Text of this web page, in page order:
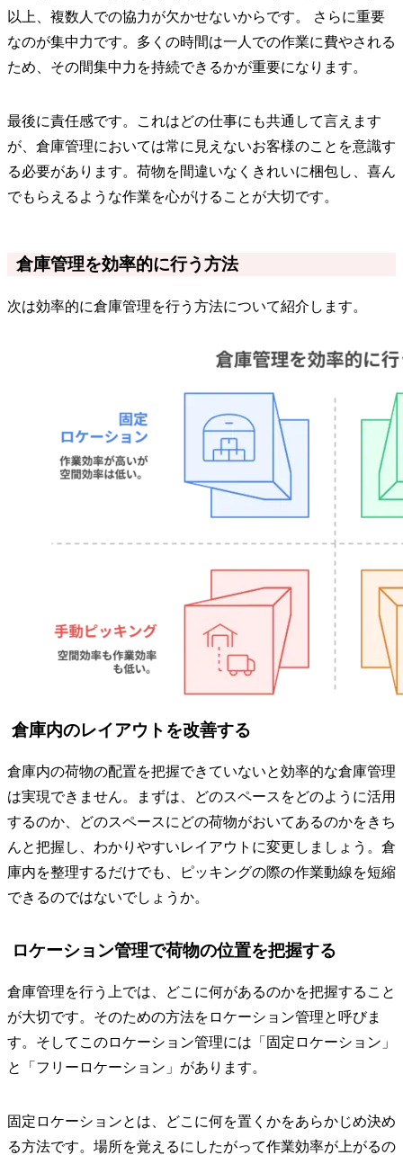
以上、複数人での協力が欠かせないからです。 さらに重要
なのが集中力です。多くの時間は一人での作業に費やされる
ため、その間集中力を持続できるかが重要になります。
最後に責任感です。これはどの仕事にも共通して言えます
が、倉庫管理においては常に見えないお客様のことを意識す
る必要があります。荷物を間違いなくきれいに梱包し、喜ん
でもらえるような作業を心がけることが大切です。
倉庫管理を効率的に行う方法
次は効率的に倉庫管理を行う方法について紹介します。
倉庫内のレイアウトを改善する
倉庫内の荷物の配置を把握できていないと効率的な倉庫管理
は実現できません。まずは、どのスペースをどのように活用
するのか、どのスペースにどの荷物がおいてあるのかをきち
んと把握し、わかりやすいレイアウトに変更しましょう。倉
庫内を整理するだけでも、ピッキングの際の作業動線を短縮
できるのではないでしょうか。
ロケーション管理で荷物の位置を把握する
倉庫管理を行う上では、どこに何があるのかを把握すること
が大切です。そのための方法をロケーション管理と呼びま
す。そしてこのロケーション管理には「固定ロケーション」
と「フリーロケーション」があります。
固定ロケーションとは、どこに何を置くかをあらかじめ決め
る方法です。場所を覚えるにしたがって作業効率が上がるの